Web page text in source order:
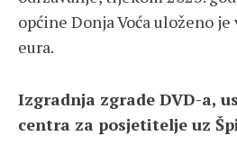
općine Donja Voća uloženo je
eura.
Izgradnja zgrade DVD-a,
centra za posjetitelje uz